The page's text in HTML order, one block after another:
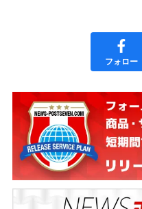
フォロー